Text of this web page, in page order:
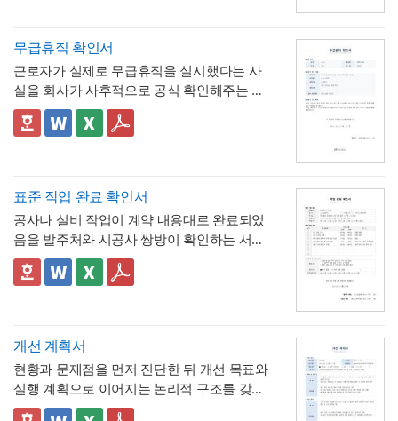
안내, 기업의 신입사원 온보딩 자료, 동아리·
학회의 오리엔테이션 자료, 교육기관의 커리
큘럼 소개 등 실무에 필요한 내용을 효과적으
로 정리할 수 있으며, 대학교·기업 인사팀·교
육기관·동아리 및 학회 등 다양한 분야에서 활
* 해당 템플릿에 사용된 폰트는 [ Pretendard
] 입니다.
폰트가 없을 경우 기본 폰트로 보입니다.
* 폰트는 따로 제공되지 않으므로 다운로드
및 변경하여 사용하시기 바랍니다.
며칠에 해당하는지"를 신청서 자체에서 바로
계산·검증 가능
- 사용시간을 "14:00~16:00(총 2시간)"처럼
시작·종료 시각과 총 시간을 함께 기재하도록
해, 반차보다 세분화된 시간 단위로 병원 진
료, 관공서 방문 등 짧은 용무에 유연하게 대
응
- "회사의 소정근로시간에 따라 차감기준은
달라질 수 있음"이라는 단서를 명시해, 하루 8
시간 근무가 아닌 사업장에서도 환산 기준을
조정해 적용할 수 있음을 안내
- 업무 특이사항란을 별도로 두어, 시간단위
연차 사용으로 인해 발생할 수 있는 업무 공백
표에 제시된 환산 기준은 1일 8시간(주 40시
간) 근무를 전제로 한 것이므로,소정근로시간
이 다른 사업장이라면 이 기준을 그대로 적용
근로시간이 7시간인 사업장이라면 1시간당
을 기준으로 별도의 환산표를 마련해두는 것
이 정확합니다. 또한 법정 연차휴가는 원칙적
으로 1일 단위 사용이 기본이며, 시간단위 사
용은 법적 의무사항이 아니라 회사가 취업규
무급휴직 확인서
근로자가 실제로 무급휴직을 실시했다는 사
실을 회사가 사후적으로 공식 확인해주는 증
명서입니다. 휴직원(신청서)이 사전 승인 절차
를 위한 문서라면, 이 확인서는 이미 실시된
📣 이 서식의 구성 특징
한눈에 확인할 수 있도록 함
2. "급여 지급여부 : 무급(급여 미지급)"이라는
항목을 별도로 명시해, 이 휴직이 유급이 아닌
무급으로 처리되었음을 문서상 명확히 못박
음
3. "회사 내부 규정에 따른 휴직 기준이 적용
되었음을 확인한다"는 문구로, 이 무급휴직이
임의가 아니라 회사의 정식 내부 규정 절차를
거쳐 승인·실시되었음을 명시
4. 확인자(경영지원팀 담당자)의 서명과 회사
직인으로 마무리해, 근로자가 이 문서를 대외
무급휴직 확인서는
히 계산해 기재하는 것이 가장 중요합니다. 휴
직 시작일과 종료일을 실제 승인된 휴직원 내
표준 작업 완료 확인서
공사나 설비 작업이 계약 내용대로 완료되었
음을 발주처와 시공사 쌍방이 확인하는 서식
입니다. 작업항목별로 계획 수량과 완료 수량
을 나란히 대조하고, 하자 여부와 하자보증기
증할 수 있는 것이 특징입니다.
✅ 계획 대비 완료 수량 검증 및 하자 확인 관
다면 반드시 비고란에 그 사유(예 : 설계 변경,
현장 여건상 수량 조정 등)를 구체적으로 기재
해야 하며, 임의로 수량을 맞춰 기재하는 일이
없도록 해야 합니다. 하자여부를 "하자 없
음"으로 확인하는 경우에도 하자보증기간 내
💡 작성 팁
작업 완료 확인서는계획과 완료의 정확한 대
조가 가장 중요 하므로, 현장 실사를 통해 실제
개선 계획서
현황과 문제점을 먼저 진단한 뒤 개선 목표와
실행 계획으로 이어지는 논리적 구조를 갖춘
업무 개선 보고서입니다. 개선분야를 IT·전산,